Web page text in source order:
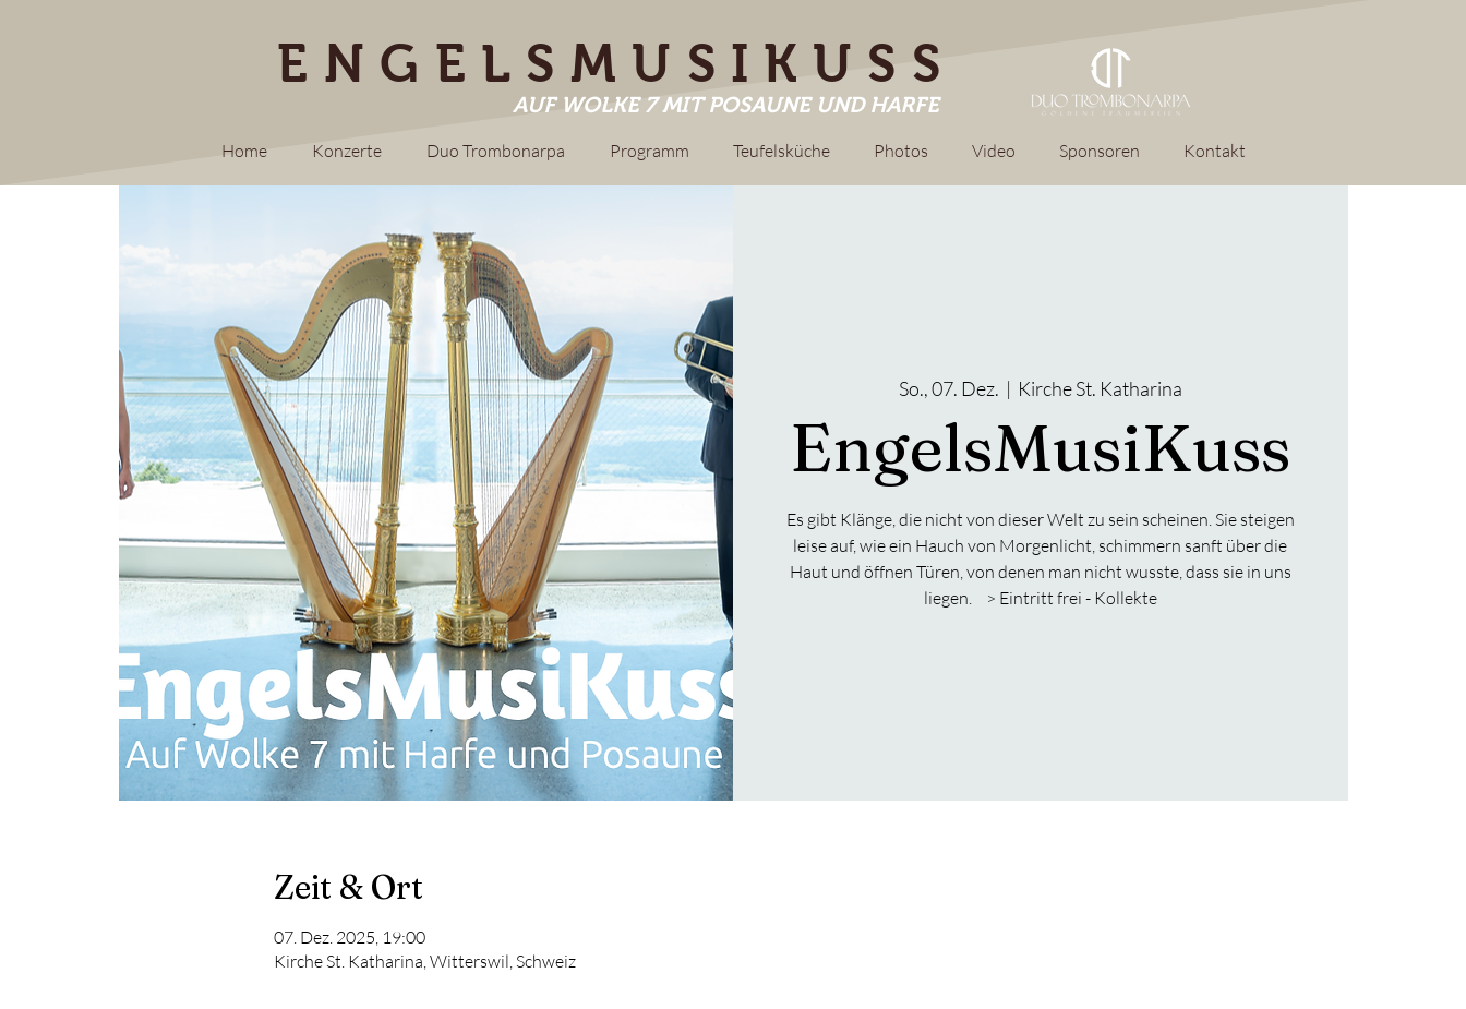
ENGELSMUSIKUSS
AUF WOLKE 7 MIT POSAUNE UND HARFE
Home Konzerte Duo Trombonarpa Programm Teufelsküche Photos Video Sponsoren Kontakt
So., 07. Dez.
  |
Kirche St. Katharina
EngelsMusiKuss
Es gibt Klänge, die nicht von dieser Welt zu sein scheinen. Sie steigen
leise auf, wie ein Hauch von Morgenlicht, schimmern sanft über die
Haut und öffnen Türen, von denen man nicht wusste, dass sie in uns
liegen. > Eintritt frei - Kollekte
Zeit & Ort
07. Dez. 2025, 19:00
Kirche St. Katharina, Witterswil, Schweiz